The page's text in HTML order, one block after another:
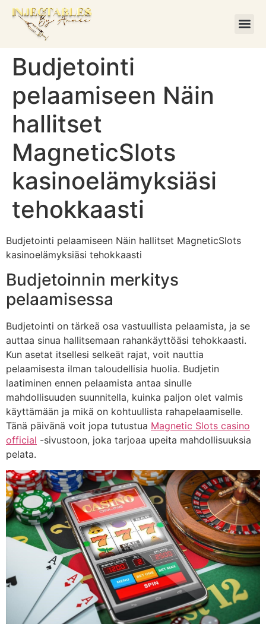
Budjetointi
pelaamiseen Näin
hallitset
MagneticSlots
kasinoelämyksiäsi
tehokkaasti
Budjetointi pelaamiseen Näin hallitset MagneticSlots
kasinoelämyksiäsi tehokkaasti
Budjetoinnin merkitys
pelaamisessa
Budjetointi on tärkeä osa vastuullista pelaamista, ja se
auttaa sinua hallitsemaan rahankäyttöäsi tehokkaasti.
Kun asetat itsellesi selkeät rajat, voit nauttia
pelaamisesta ilman taloudellisia huolia. Budjetin
laatiminen ennen pelaamista antaa sinulle
mahdollisuuden suunnitella, kuinka paljon olet valmis
käyttämään ja mikä on kohtuullista rahapelaamiselle.
Tänä päivänä voit jopa tutustua Magnetic Slots casino
official -sivustoon, joka tarjoaa upeita mahdollisuuksia
pelata.